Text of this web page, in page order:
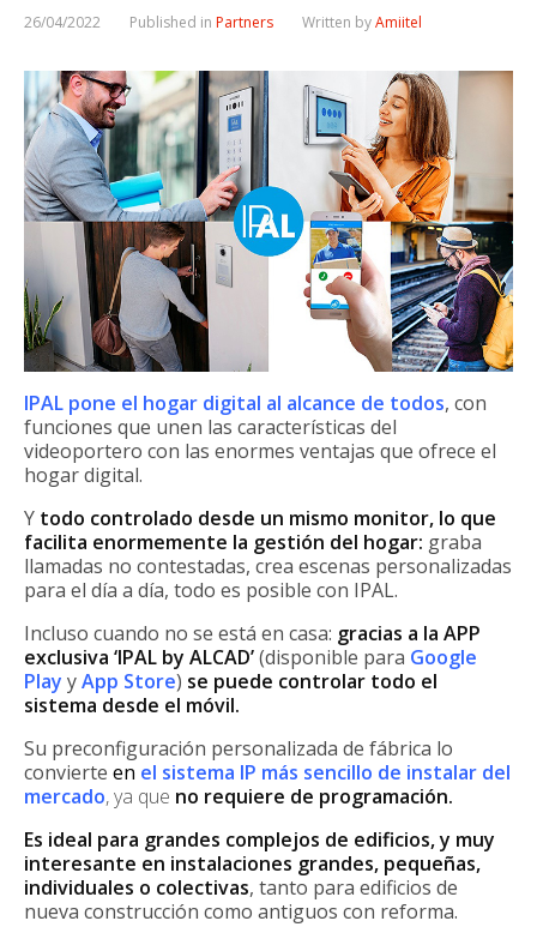
26/04/2022 Published in Partners Written byAmiitel
IPAL pone el hogar digital al alcance de todos, con
funciones que unen las características del
videoportero con las enormes ventajas que ofrece el
hogar digital.
Y todo controlado desde un mismo monitor, lo que
facilita enormemente la gestión del hogar: graba
llamadas no contestadas, crea escenas personalizadas
para el día a día, todo es posible con IPAL.
Incluso cuando no se está en casa: gracias a la APP
exclusiva ‘IPAL by ALCAD’(disponible para Google
Play yApp Store) se puede controlar todo el
sistema desde el móvil.
Su preconfiguración personalizada de fábrica lo
convierte en el sistema IP más sencillo de instalar del
mercado, ya que no requiere de programación.
Es ideal para grandes complejos de edificios, y muy
interesante en instalaciones grandes, pequeñas,
individuales o colectivas, tanto para edificios de
nueva construcción como antiguos con reforma.